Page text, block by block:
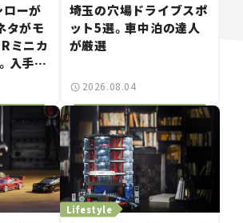
ローが
タがモ
ミニカ
入手方
ビー】
埼玉の穴場ドライブスポ
ット5選。車中泊の達人
が厳選
2026.08.04
Lifestyle